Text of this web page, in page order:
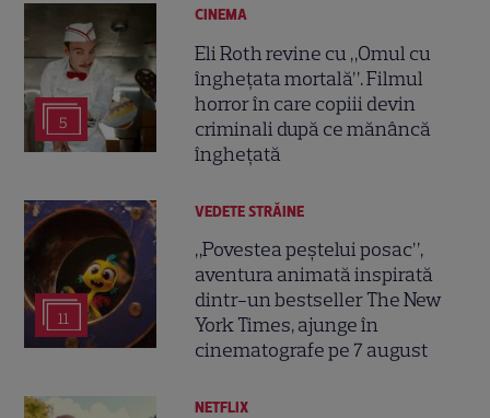
5
CINEMA
Eli Roth revine cu „Omul cu
înghețata mortală”. Filmul
horror în care copiii devin
criminali după ce mănâncă
înghețată
11
VEDETE STRĂINE
„Povestea peștelui posac”,
aventura animată inspirată
dintr-un bestseller The New
York Times, ajunge în
cinematografe pe 7 august
NETFLIX